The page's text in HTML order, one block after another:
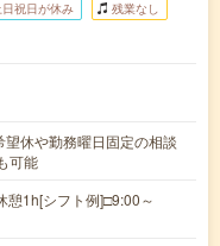
日祝日が休み 残業なし
休や勤務曜日固定の相談
可能
1h[シフト例]□9:00～